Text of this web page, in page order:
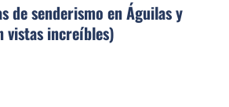
de senderismo en Águilas y
vistas increíbles)